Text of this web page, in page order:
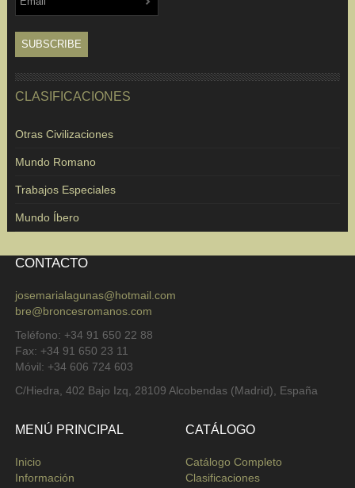
CLASIFICACIONES
Otras Civilizaciones
Mundo Romano
Trabajos Especiales
Mundo Íbero
CONTACTO
josemarialagunas@hotmail.com
bre@broncesromanos.com
Teléfono: +34 91 650 22 88
Fax: +34 91 650 23 11
Móvil: +34 606 724 603
C/Hiedra, 402 Bajo Izq, 28109 Alcobendas (Madrid), España
MENÚ PRINCIPAL
Inicio
Información
CATÁLOGO
Catálogo Completo
Clasificaciones